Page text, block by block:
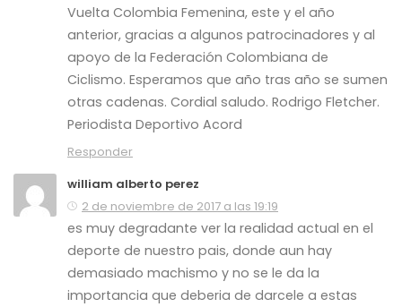
Vuelta Colombia Femenina, este y el año
anterior, gracias a algunos patrocinadores y al
apoyo de la Federación Colombiana de
Ciclismo. Esperamos que año tras año se sumen
otras cadenas. Cordial saludo. Rodrigo Fletcher.
Periodista Deportivo Acord
Responder
william alberto perez
2 de noviembre de 2017 a las 19:19
es muy degradante ver la realidad actual en el
deporte de nuestro pais, donde aun hay
demasiado machismo y no se le da la
importancia que deberia de darcele a estas